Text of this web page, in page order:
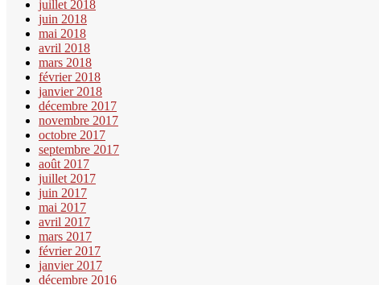
juillet 2018
juin 2018
mai 2018
avril 2018
mars 2018
février 2018
janvier 2018
décembre 2017
novembre 2017
octobre 2017
septembre 2017
août 2017
juillet 2017
juin 2017
mai 2017
avril 2017
mars 2017
février 2017
janvier 2017
décembre 2016